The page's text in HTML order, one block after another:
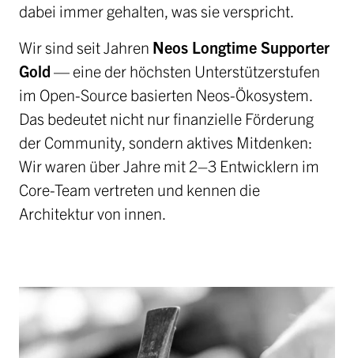
dabei immer gehalten, was sie verspricht.
Wir sind seit Jahren Neos Longtime Supporter
Gold — eine der höchsten Unterstützerstufen
im Open-Source basierten Neos-Ökosystem.
Das bedeutet nicht nur finanzielle Förderung
der Community, sondern aktives Mitdenken:
Wir waren über Jahre mit 2–3 Entwicklern im
Core-Team vertreten und kennen die
Architektur von innen.